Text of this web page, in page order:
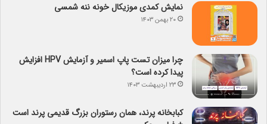
نمایش کمدی موزیکال خونه ننه شمسی
۲۰ بهمن ۱۴۰۳
چرا میزان تست پاپ اسمیر و آزمایش HPV افزایش
پیدا کرده است؟
۲۳ اردیبهشت ۱۴۰۳
کبابخانه پرند، همان رستوران بزرگ قدیمی پرند است